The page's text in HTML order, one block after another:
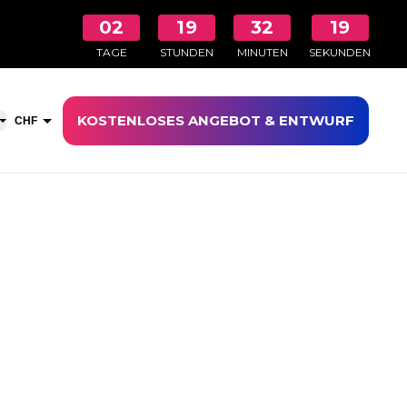
02
TAGE
19
STUNDEN
32
MINUTEN
19
SEKUNDEN
öffnen
CHF KOSTENLOSES ANGEBOT & ENTWURF